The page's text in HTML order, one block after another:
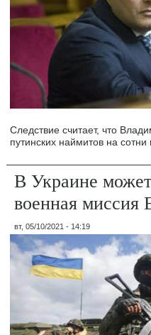
Следствие считает, что
путинских наймитов на сотни
В Украине
военная миссия
вт, 05/10/2021 - 14:19